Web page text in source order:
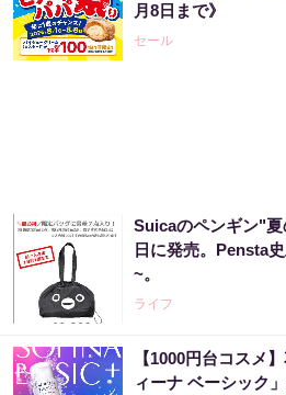
月8日まで》
セール
Suicaのペンギン"
日に発売。Pensta
~。
ライフ
【1000円台コスメ
ィーナ ベーシック